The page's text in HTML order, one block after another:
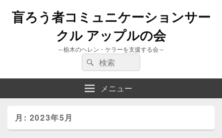
盲ろう者コミュニケーションサー
クル アップルの会
～栃木のヘレン・ケラーを支援する会～
検
索:
検
索
メニュー
月: 2023年5月